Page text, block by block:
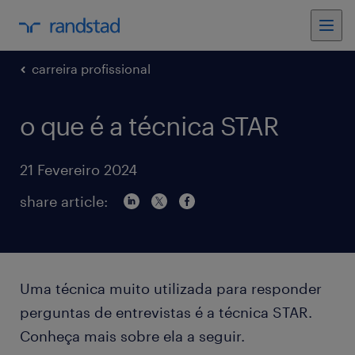
carreira profissional
o que é a técnica STAR
21 Fevereiro 2024
share article:
Uma técnica muito utilizada para responder
perguntas de entrevistas é a técnica STAR.
Conheça mais sobre ela a seguir.